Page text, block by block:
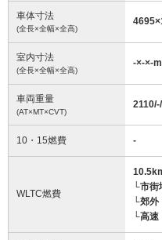
車体寸法
(全長×全幅×全高)
4695×
室内寸法
(全長×全幅×全高)
-×-×-
車両重量
(AT×MT×CVT)
10・15燃費 -
WLTC燃費
└市街
└郊外
└高速